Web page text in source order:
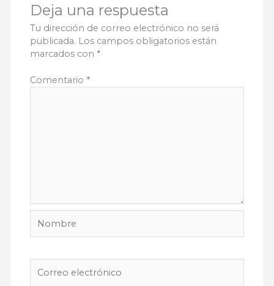
Deja una respuesta
Tu dirección de correo electrónico no será
publicada. Los campos obligatorios están
marcados con *
Comentario *
electrónico